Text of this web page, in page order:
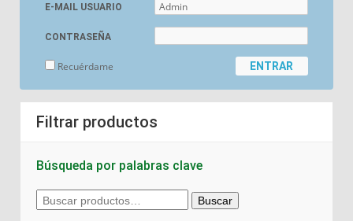
E-MAIL USUARIO
CONTRASEÑA
Recuérdame
Filtrar productos
Búsqueda por palabras clave
Buscar
por:
Buscar